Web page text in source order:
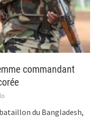
commandant
du Bangladesh,